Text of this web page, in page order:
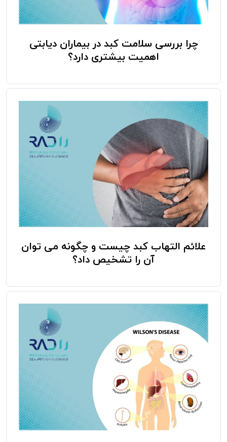
چرا بررسی سلامت کبد در بیماران دیابتی
اهمیت بیشتری دارد؟
علائم التهاب کبد چیست و چگونه می توان
آن را تشخیص داد؟